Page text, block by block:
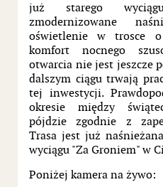
już starego
zmodernizowane
oświetlenie w trosce
komfort nocnego
otwarcia nie jest jeszcze
dalszym ciągu trwają
tej inwestycji.
okresie między
pójdzie zgodnie z
Trasa jest już
wyciągu "Za Groniem" w
Poniżej kamera na żywo: